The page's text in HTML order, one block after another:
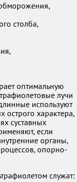
столба,
оптимальную
лучи
используют
острого характера,
суставных
если
органы,
опорно-
служат: